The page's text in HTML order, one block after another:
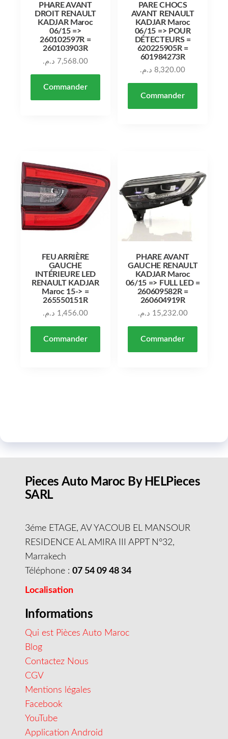
PHARE AVANT
DROIT RENAULT
KADJAR Maroc
06/15 =>
260102597R =
260103903R
7,568.00 د.م.
Commander
PARE CHOCS
AVANT RENAULT
KADJAR Maroc
06/15 => POUR
DÉTECTEURS =
620225905R =
601984273R
8,320.00 د.م.
Commander
FEU ARRIÈRE
GAUCHE
INTÉRIEURE LED
RENAULT KADJAR
Maroc 15-> =
265550151R
1,456.00 د.م.
Commander
PHARE AVANT
GAUCHE RENAULT
KADJAR Maroc
06/15 => FULL LED =
260609582R =
260604919R
15,232.00 د.م.
Commander
Pieces Auto Maroc By HELPieces
SARL
3éme ETAGE, AV YACOUB EL MANSOUR
RESIDENCE AL AMIRA III APPT N°32,
Marrakech
Téléphone : 07 54 09 48 34
Localisation
Informations
Qui est Pièces Auto Maroc
Blog
Contactez Nous
CGV
Mentions légales
Facebook
YouTube
Application Android